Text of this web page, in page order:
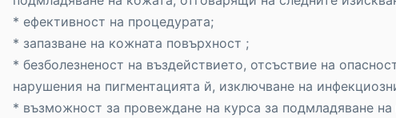
* ефективност на процедурата;
* запазване на кожната повърхност ;
* безболезненост на въздействието, отсъствие на
нарушения на пигментацията й, изключване на
* възможност за провеждане на курса за подмладяване на